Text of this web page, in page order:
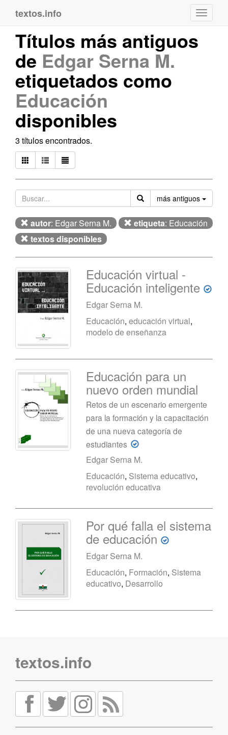
textos.info
Títulos más antiguos
de Edgar Serna M.
etiquetados como
Educación
disponibles
3 títulos encontrados.
más antiguos
autor: Edgar Serna M. etiqueta: Educación
textos disponibles
Educación virtual -
Educación inteligente
Edgar Serna M.
Educación,educación virtual,
modelo de enseñanza
Educación para un
nuevo orden mundial
Retos de un escenario emergente
para la formación y la capacitación
de una nueva categoría de
estudiantes
Edgar Serna M.
Educación, Sistema educativo,
revolución educativa
Por qué falla el sistema
de educación
Edgar Serna M.
Educación, Formación, Sistema
educativo, Desarrollo
textos.info